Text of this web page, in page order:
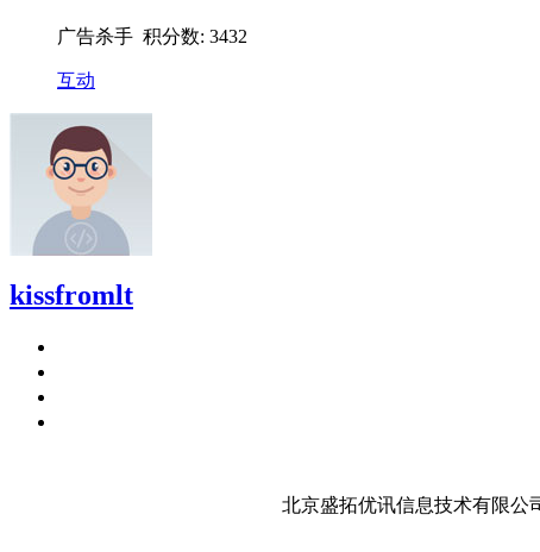
广告杀手 积分数: 3432
互动
kissfromlt
北京盛拓优讯信息技术有限公